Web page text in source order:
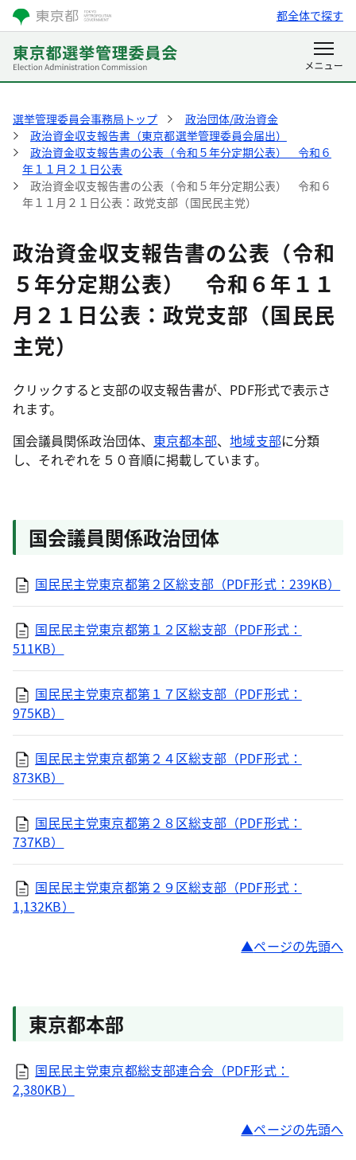
都全体で探す
選挙管理委員会事務局トップ
政治団体/政治資金
政治資金収支報告書（東京都選挙管理委員会届出）
政治資金収支報告書の公表（令和５年分定期公表） 令和６
年１１月２１日公表
政治資金収支報告書の公表（令和５年分定期公表） 令和６
年１１月２１日公表：政党支部（国民民主党）
政治資金収支報告書の公表（令和
５年分定期公表） 令和６年１１
月２１日公表：政党支部（国民民
主党）
クリックすると支部の収支報告書が、PDF形式で表示さ
れます。
国会議員関係政治団体、 東京都本部、地域支部に分類
し、それぞれを５０音順に掲載しています。
国会議員関係政治団体
国民民主党東京都第２区総支部（PDF形式：239KB）
国民民主党東京都第１２区総支部（PDF形式：
511KB）
国民民主党東京都第１７区総支部（PDF形式：
975KB）
国民民主党東京都第２４区総支部（PDF形式：
873KB）
国民民主党東京都第２８区総支部（PDF形式：
737KB）
国民民主党東京都第２９区総支部（PDF形式：
1,132KB）
ページの先頭へ
東京都本部
国民民主党東京都総支部連合会（PDF形式：
2,380KB）
ページの先頭へ